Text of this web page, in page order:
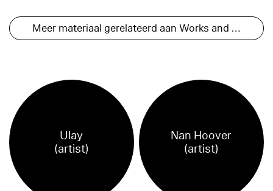
Meer materiaal gerelateerd aan Works and Words
Ulay
(artist)
Nan Hoover
(artist)